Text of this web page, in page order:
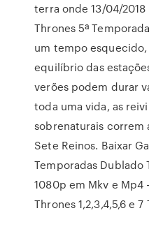
terra onde 13/04/2018
Thrones 5ª
um tempo
equilíbrio das
verões podem durar
toda uma vida, as
sobrenaturais correm
Sete Reinos. Baixar
Temporadas Dublado
1080p em Mkv e Mp4
Thrones 1,2,3,4,5,6 e